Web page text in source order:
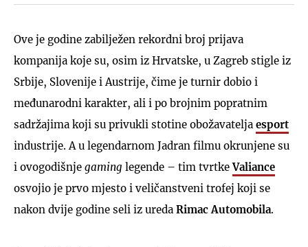
Ove je godine zabilježen rekordni broj prijava
kompanija koje su, osim iz Hrvatske, u Zagreb stigle iz
Srbije, Slovenije i Austrije, čime je turnir dobio i
međunarodni karakter, ali i po brojnim popratnim
sadržajima koji su privukli stotine obožavatelja esport
industrije. A u legendarnom Jadran filmu okrunjene su
i ovogodišnje gaming legende – tim tvrtkeValiance
osvojio je prvo mjesto i veličanstveni trofej koji se
nakon dvije godine seli iz ureda Rimac Automobila.